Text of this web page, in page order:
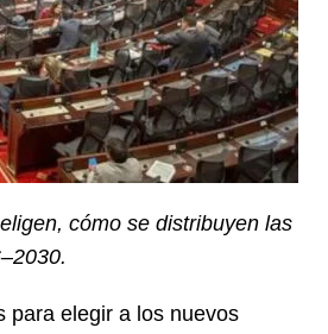
cómo se distribuyen las
para elegir a los nuevos